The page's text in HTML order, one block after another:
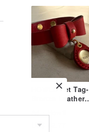
HOWLL Pet Tag-
Bronze Leather
Leather
Ad
How'll
US$ 42.77